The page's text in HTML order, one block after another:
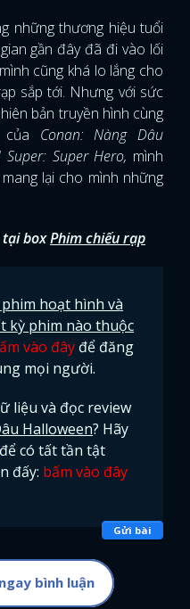
những thương hiệu tuổi
gần đây đã đi vào lối
cũng khá lo lắng cho
sắp tới. Nhưng với sức
bản truyền hình cùng
Conan: Nàng Dâu
Super Hero, mình
lại cho mình những
tại boxPhim chiếu rạp
hoạt hình và
kỳ phim nào thuộc
vào đây để đăng
mọi người.
liệu và đọc review
Halloween? Hãy
để có tất tần tật
đấy: bấm vào đây
Gửi bài
bình luận